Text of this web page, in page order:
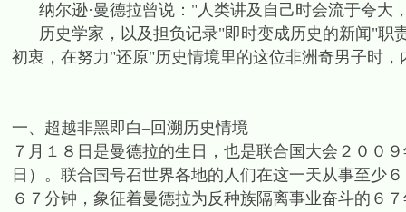
纳尔逊·曼德拉曾说："人类讲及自己时会流于夸大
历史学家，以及担负记录"即时变成历史的新闻"职
初衷，在努力"还原"历史情境里的这位非洲奇男子时
一、超越非黑即白–回溯历史情境
７月１８日是曼德拉的生日，也是联合国大会２００
日）。联合国号召世界各地的人们在这一天从事至少
６７分钟，象征着曼德拉为反种族隔离事业奋斗的６